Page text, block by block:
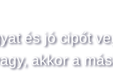
és jó cipőt
akkor a